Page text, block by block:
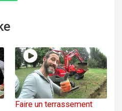
Faire un terrassement